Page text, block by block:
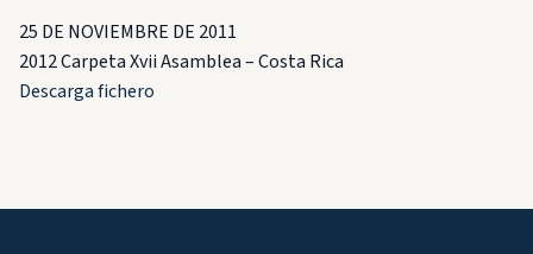
25 DE NOVIEMBRE DE 2011
2012 Carpeta Xvii Asamblea – Costa Rica
Descarga fichero